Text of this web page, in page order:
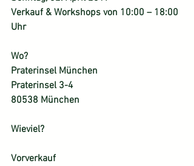
Verkauf & Workshops von 10:00 – 18:00
Uhr
Wo?
Praterinsel München
Praterinsel 3-4
80538 München
Wieviel?
Vorverkauf